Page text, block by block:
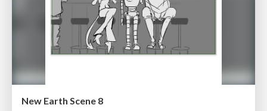
New Earth Scene 8